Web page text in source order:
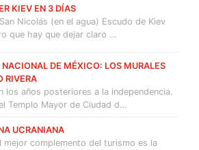
KIEV EN 3 DÍAS
Nicolás (en el agua) Escudo de Kiev
que hay que dejar claro …
NACIONAL DE MÉXICO: LOS MURALES
RIVERA
los años posteriores a la independencia.
Templo Mayor de Ciudad d…
UCRANIANA
mejor complemento del turismo es la